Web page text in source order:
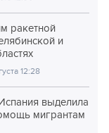
ракетной
и
12:28
выделила
мигрантам